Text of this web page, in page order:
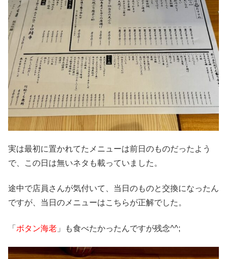
実は最初に置かれてたメニューは前日のものだったよう
で、この日は無いネタも載っていました。
途中で店員さんが気付いて、当日のものと交換になったん
ですが、当日のメニューはこちらが正解でした。
「 ボタン海老 」も食べたかったんですが残念^^;